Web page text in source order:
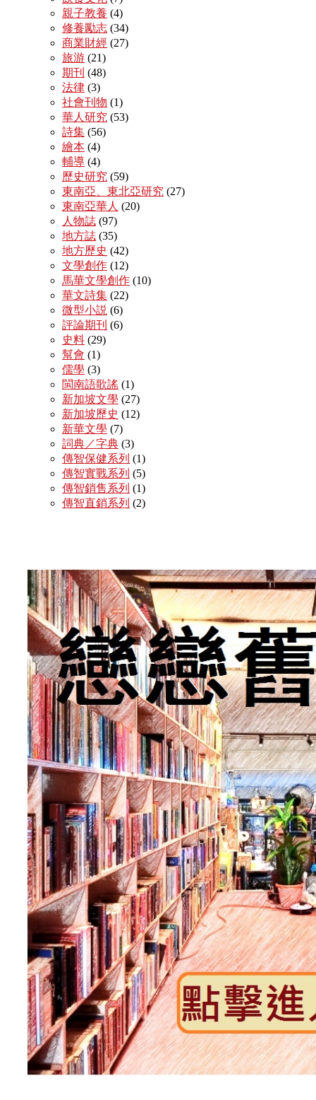
親子教養 (4)
修養勵志 (34)
商業財經 (27)
旅游 (21)
期刊 (48)
法律 (3)
社會刊物 (1)
華人研究 (53)
詩集 (56)
繪本 (4)
輔導 (4)
歷史研究 (59)
東南亞、東北亞研究 (27)
東南亞華人 (20)
人物誌 (97)
地方誌 (35)
地方歷史 (42)
文學創作 (12)
馬華文學創作 (10)
華文詩集 (22)
微型小説 (6)
評論期刊 (6)
史料 (29)
幫會 (1)
儒學 (3)
閩南語歌謠 (1)
新加坡文學 (27)
新加坡歷史 (12)
新華文學 (7)
詞典／字典 (3)
傳智保健系列 (1)
傳智實戰系列 (5)
傳智銷售系列 (1)
傳智直銷系列 (2)